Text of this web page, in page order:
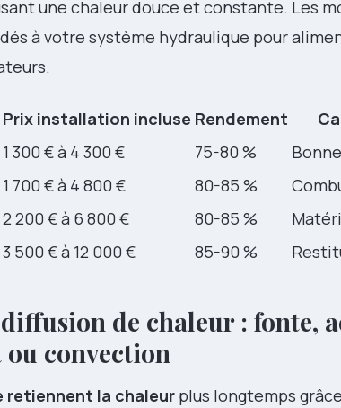
une chaleur douce et constante. Les
à votre système hydraulique pour
Prix installation incluse Rendement
1 300 € à 4 300 € 75-80 %
1 700 € à 4 800 € 80-85 %
2 200 € à 6 800 € 80-85 %
3 500 € à 12 000 € 85-90 %
de chaleur : fonte,
convection
retiennent la chaleur plus longtemps